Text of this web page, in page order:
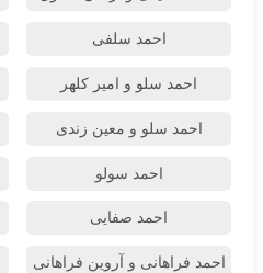
احمد سلفی
احمد سلو و امیر کلهر
احمد سلو و معین زندی
احمد سولو
احمد صفایی
احمد فراهانی و آروین فراهانی